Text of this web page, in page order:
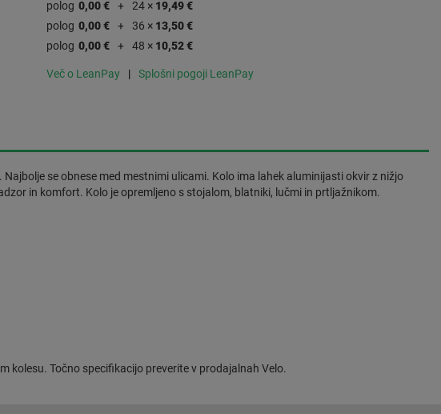
polog 0,00 € 24 × 19,49 €
polog 0,00 € 36 × 13,50 €
polog 0,00 € 48 × 10,52 €
Več o LeanPay Splošni pogoji LeanPay
se obnese med mestnimi ulicami. Kolo ima lahek aluminijasti okvir z nižjo
in komfort. Kolo je opremljeno s stojalom, blatniki, lučmi in prtljažnikom.
kolesu. Točno specifikacijo preverite v prodajalnah Velo.